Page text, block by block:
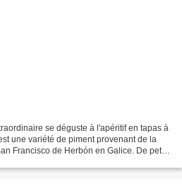
se déguste à l'apéritif en tapas à
une variété de piment provenant de la
Francisco de Herbón en Galice. De petite